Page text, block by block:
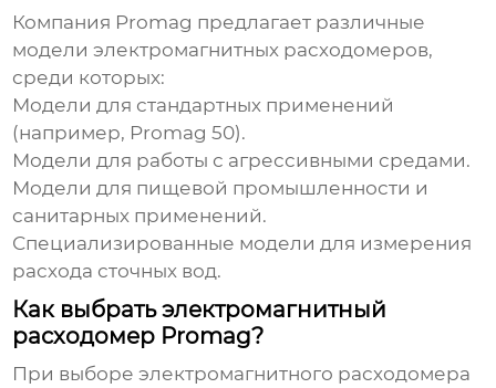
Компания Promag предлагает различные
моделиэлектромагнитных расходомеров,
среди которых:
Модели для стандартных применений
(например, Promag 50).
Модели для работы с агрессивными средами.
Модели для пищевой промышленности и
санитарных применений.
Специализированные модели для измерения
расхода сточных вод.
Как выбрать электромагнитный
расходомер Promag?
При выбореэлектромагнитного расходомера